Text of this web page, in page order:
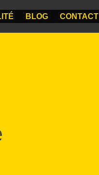
BLOG CONTACT